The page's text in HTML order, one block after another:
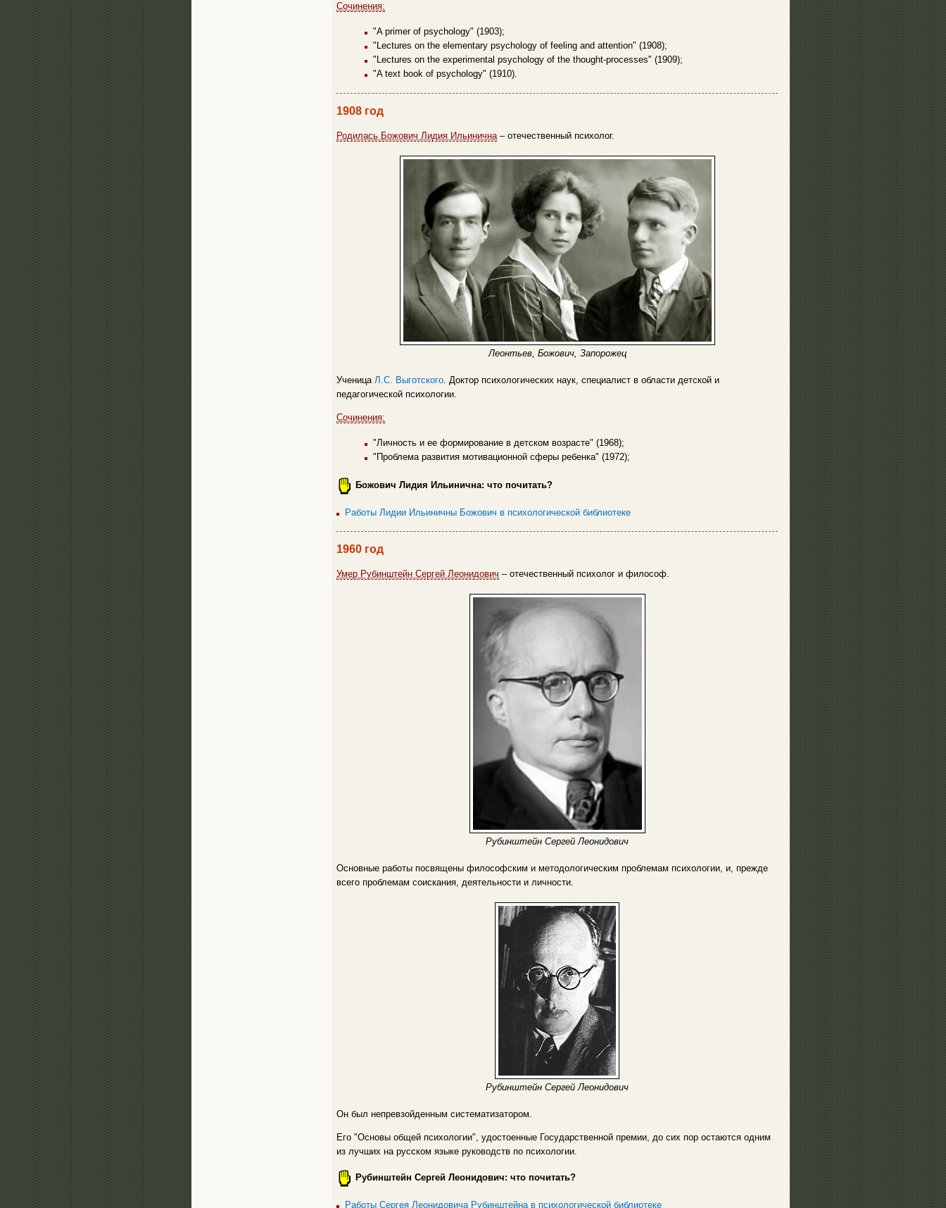
Сочинения:
"A primer of psychology" (1903);
"Lectures on the elementary psychology of feeling and attention" (1908);
"Lectures on the experimental psychology of the thought-processes" (1909);
"A text book of psychology" (1910).
1908 год
Родилась Божович Лидия Ильинична– отечественный психолог.
Леонтьев, Божович, Запорожец
Ученица Л.С. Выготского. Доктор психологических наук, специалист в области детской и
педагогической психологии.
Сочинения:
"Личность и ее формирование в детском возрасте" (1968);
"Проблема развития мотивационной сферы ребенка" (1972);
Божович Лидия Ильинична: что почитать?
Работы Лидии Ильиничны Божович в психологической библиотеке
1960 год
Умер Рубинштейн Сергей Леонидович – отечественный психолог и философ.
Рубинштейн Сергей Леонидович
Основные работы посвящены философским и методологическим проблемам психологии, и, прежде
всего проблемам соискания, деятельности и личности.
Рубинштейн Сергей Леонидович
Он был непревзойденным систематизатором.
Его "Основы общей психологии", удостоенные Государственной премии, до сих пор остаются одним
из лучших на русском языке руководств по психологии.
Рубинштейн Сергей Леонидович: что почитать?
Работы Сергея Леонидовича Рубинштейна в психологической библиотеке